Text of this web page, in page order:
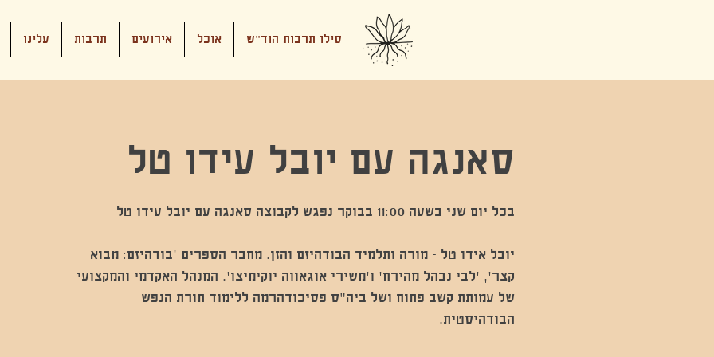
סילו תרבות הוד"ש אוכל אירועים תרבות עלינו
סאנגה עם יובל עידו טל
יובל אידו טל - מורה ותלמיד הבודהיזם והזן. מחבר הספרים ׳בודהיזם: מבוא
קצר׳, ׳לבי נבהל מהירח׳ ו׳משירי אוגאווה יוקימיצו׳. המנהל האקדמי והמקצועי
של עמותת קשב פתוח ושל ביה״ס פסיכודהרמה ללימוד תורת הנפש
הבודהיסטית.